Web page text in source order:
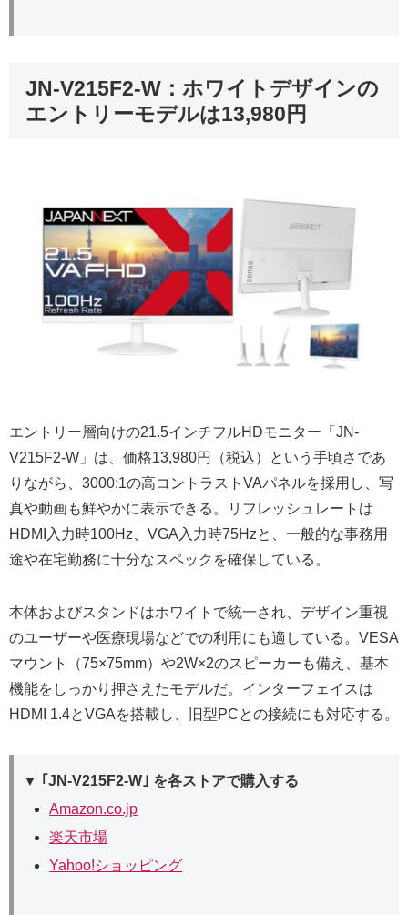
JN-V215F2-W：ホワイトデザインの
エントリーモデルは13,980円
エントリー層向けの21.5インチフルHDモニター「JN-
V215F2-W」は、価格13,980円（税込）という手頃さであ
りながら、3000:1の高コントラストVAパネルを採用し、写
真や動画も鮮やかに表示できる。リフレッシュレートは
HDMI入力時100Hz、VGA入力時75Hzと、一般的な事務用
途や在宅勤務に十分なスペックを確保している。
本体およびスタンドはホワイトで統一され、デザイン重視
のユーザーや医療現場などでの利用にも適している。VESA
マウント（75×75mm）や2W×2のスピーカーも備え、基本
機能をしっかり押さえたモデルだ。インターフェイスは
HDMI 1.4とVGAを搭載し、旧型PCとの接続にも対応する。
▼ ｢JN-V215F2-W｣ を各ストアで購入する
Amazon.co.jp
楽天市場
Yahoo!ショッピング